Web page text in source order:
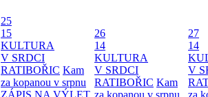
25
15
KULTURA
V SRDCI
RATIBOŘIC Kam
za kopanou v srpnu
ZÁPIS NA VÝLET
26
14
KULTURA
V SRDCI
RATIBOŘIC Kam
za kopanou v srpnu
27
14
V
za